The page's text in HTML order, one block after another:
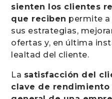
sienten los clientes
que reciben permite a
sus estrategias,
ofertas y, en última
lealtad del cliente.
La satisfacción del
clave de